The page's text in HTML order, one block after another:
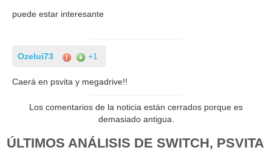
puede estar interesante
Ozelui73 +1
Caerá en psvita y megadrive!!
Los comentarios de la noticia están cerrados porque es
demasiado antigua.
ÚLTIMOS ANÁLISIS DE SWITCH, PSVITA